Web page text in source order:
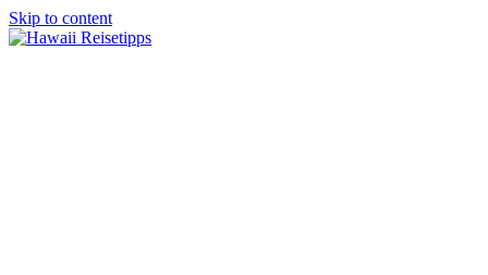
Skip to content